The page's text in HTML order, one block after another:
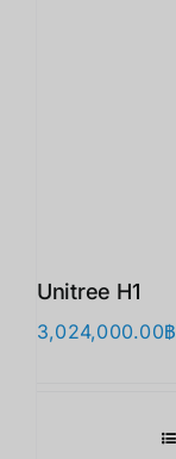
Unitree H1
3,024,000.00฿